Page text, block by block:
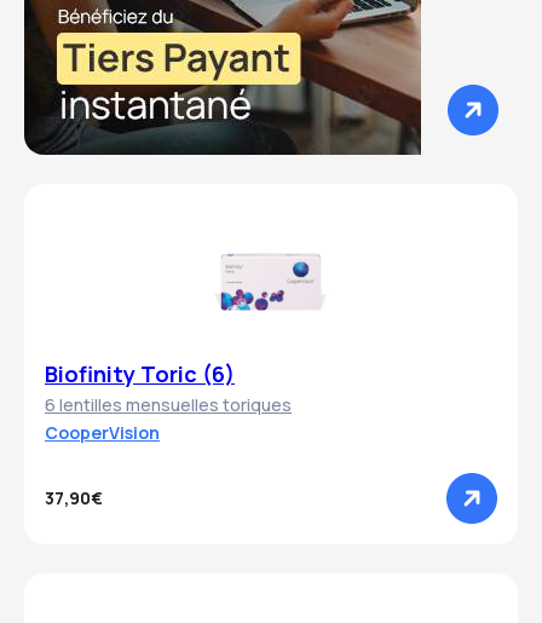
Biofinity Toric (6)
6 lentilles mensuelles toriques
CooperVision
37,90€